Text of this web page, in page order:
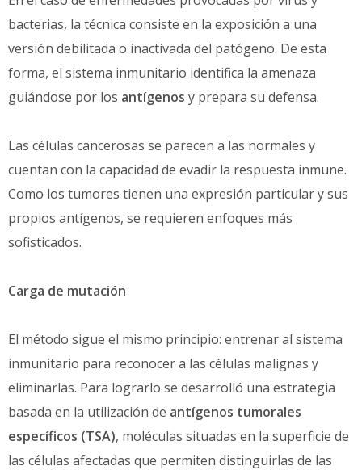
bacterias, la técnica consiste en la exposición a una
versión debilitada o inactivada del patógeno. De esta
forma, el sistema inmunitario identifica la amenaza
guiándose por los antígenos y prepara su defensa.
Las células cancerosas se parecen a las normales y
cuentan con la capacidad de evadir la respuesta inmune.
Como los tumores tienen una expresión particular y sus
propios antígenos, se requieren enfoques más
sofisticados.
Carga de mutación
El método sigue el mismo principio: entrenar al sistema
inmunitario para reconocer a las células malignas y
eliminarlas. Para lograrlo se desarrolló una estrategia
basada en la utilización de antígenos tumorales
específicos (TSA), moléculas situadas en la superficie de
las células afectadas que permiten distinguirlas de las